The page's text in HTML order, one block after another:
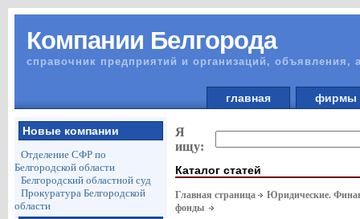
Компании Белгорода
справочник предприятий и организаций, объявления,
главная
Новые компании
Отделение СФР по
Белгородской области
Белгородский областной суд
Прокуратура Белгородской
области
Я
ищу:
Каталог статей
Главная страница
Юридические.
фонды